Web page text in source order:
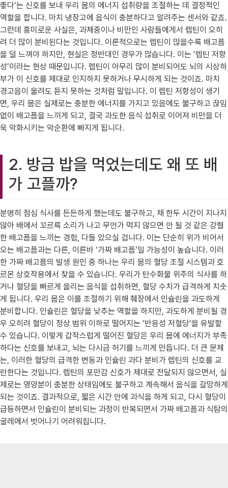
좋다’는 신호를 보내 우리 몸의 에너지 섭취량을 조절하는 데 결정적인
역할을 합니다. 마치 냉장고에 음식이 충분하다고 알려주는 센서와 같죠.
그런데 흥미로운 사실은, 과체중이나 비만인 사람들에게서 렙틴이 오히
려 더 많이 분비된다는 것입니다. 이론적으로는 렙틴이 많을수록 배고픔
을 덜 느껴야 하지만, 현실은 정반대인 경우가 많습니다. 이는 ‘렙틴 저항
성’이라는 현상 때문입니다. 렙틴이 아무리 많이 분비되어도 뇌의 시상하
부가 이 신호를 제대로 인지하지 못하거나 무시하게 되는 것이죠. 마치
경고음이 울려도 듣지 못하는 것처럼 말입니다. 이 렙틴 저항성이 생기
면, 우리 몸은 실제로는 충분한 에너지를 가지고 있음에도 불구하고 끊임
없이 배고픔을 느끼게 되고, 결국 과도한 음식 섭취로 이어져 비만을 더
욱 악화시키는 악순환에 빠지게 됩니다.
2. 방금 밥을 먹었는데도 왜 또 배
가 고플까?
분명히 점심 식사를 든든하게 했는데도 불구하고, 채 한두 시간이 지나지
않아 배에서 꼬르륵 소리가 나고 무언가 먹지 않으면 안 될 것 같은 강렬
한 배고픔을 느끼는 경험, 다들 있으실 겁니다. 이는 단순히 위가 비어서
오는 배고픔과는 다른, 이른바 ‘가짜 배고픔’일 가능성이 높습니다. 이러
한 가짜 배고픔의 발생 원인 중 하나는 우리 몸의 혈당 조절 시스템과 호
르몬 상호작용에서 찾을 수 있습니다. 우리가 탄수화물 위주의 식사를 하
거나 혈당을 빠르게 올리는 음식을 섭취하면, 혈당 수치가 급격하게 치솟
게 됩니다. 우리 몸은 이를 조절하기 위해 췌장에서 인슐린을 과도하게
분비합니다. 인슐린은 혈당을 낮추는 역할을 하지만, 과도하게 분비될 경
우 오히려 혈당이 정상 범위 이하로 떨어지는 ‘반응성 저혈당’을 유발할
수 있습니다. 이렇게 갑작스럽게 떨어진 혈당은 우리 몸에 에너지가 부족
하다는 신호를 보내고, 뇌는 다시금 허기를 느끼게 만듭니다. 더 큰 문제
는, 이러한 혈당의 급격한 변동과 인슐린 과다 분비가 렙틴의 신호를 교
란한다는 것입니다. 렙틴의 포만감 신호가 제대로 전달되지 않으면서, 실
제로는 영양분이 충분한 상태임에도 불구하고 계속해서 음식을 갈망하게
되는 것이죠. 결과적으로, 짧은 시간 안에 과식을 하게 되고, 다시 혈당이
급등하면서 인슐린이 분비되는 과정이 반복되면서 가짜 배고픔과 식탐의
굴레에서 벗어나기 어려워집니다.